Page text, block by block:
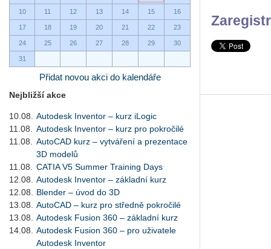
10 11 12 13 14 15 16
17 18 19 20 21 22 23
24 25 26 27 28 29 30
31
Přidat novou akci do kalendáře
Nejbližší akce
10.08.
Autodesk Inventor – kurz iLogic
11.08.
Autodesk Inventor – kurz pro pokročilé
11.08.
AutoCAD kurz – vytváření a prezentace
3D modelů
11.08.
CATIA V5 Summer Training Days
12.08.
Autodesk Inventor – základní kurz
12.08.
Blender – úvod do 3D
13.08.
AutoCAD – kurz pro středně pokročilé
13.08.
Autodesk Fusion 360 – základní kurz
14.08.
Autodesk Fusion 360 – pro uživatele
Autodesk Inventor